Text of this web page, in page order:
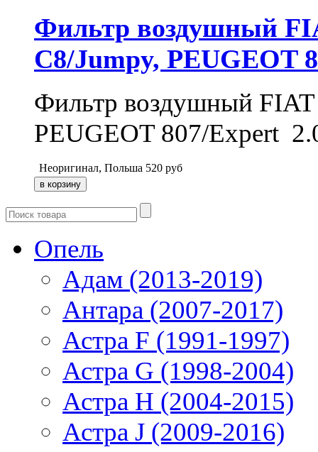
Фильтр воздушный
C8/Jumpy, PEUGEOT
Фильтр воздушный FIAT
PEUGEOT 807/Expert
Неоригинал, Польша 520 руб
Опель
Адам (2013-2019)
Антара (2007-2017)
Астра F (1991-1997)
Астра G (1998-2004)
Астра H (2004-2015)
Астра J (2009-2016)